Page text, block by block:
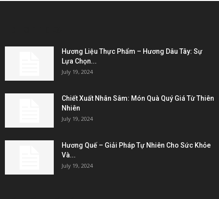
Hương Liệu Thực Phẩm – Hương Dâu Tây: Sự
Lựa Chọn...
July 19, 2024
Chiết Xuất Nhân Sâm: Món Quà Quý Giá Từ Thiên
Nhiên
July 19, 2024
Hương Quế – Giải Pháp Tự Nhiên Cho Sức Khỏe
Và...
July 19, 2024